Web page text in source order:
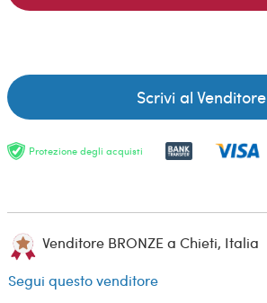
Scrivi al Venditore
Protezione degli acquisti
Venditore BRONZE a Chieti, Italia
Segui questo venditore